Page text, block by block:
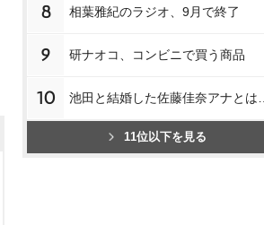
8 相葉雅紀のラジオ、9月で終了
9 研ナオコ、コンビニで買う商品
10 池田と結婚した佐藤佳奈アナとは…
11位以下を見る